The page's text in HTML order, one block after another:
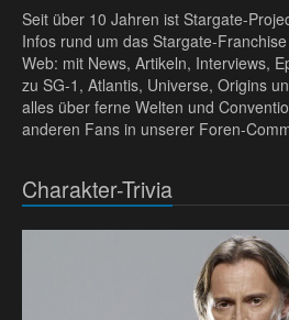
Seit über 10 Jahren ist Stargate-
Infos rund um das Stargate-
Web: mit News, Artikeln, Interviews,
zu SG-1, Atlantis, Universe, Origins
alles über ferne Welten und
anderen Fans in unserer Foren-
Charakter-Trivia